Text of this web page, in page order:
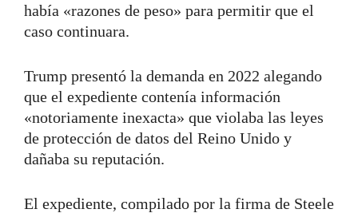
había «razones de peso» para permitir que el
caso continuara.
Trump presentó la demanda en 2022 alegando
que el expediente contenía información
«notoriamente inexacta» que violaba las leyes
de protección de datos del Reino Unido y
dañaba su reputación.
El expediente, compilado por la firma de Steele